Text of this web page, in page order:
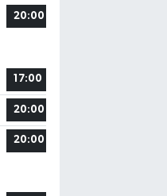
20:00
17:00
20:00
20:00